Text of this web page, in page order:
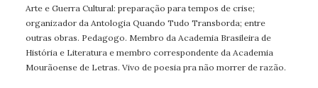
Arte e Guerra Cultural: preparação para tempos de crise;
organizador da Antologia Quando Tudo Transborda; entre
outras obras. Pedagogo. Membro da Academia Brasileira de
História e Literatura e membro correspondente da Academia
Mourãoense de Letras. Vivo de poesia pra não morrer de razão.